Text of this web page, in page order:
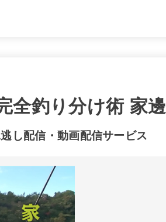
全釣り分け術 家邊
し配信・動画配信サービス